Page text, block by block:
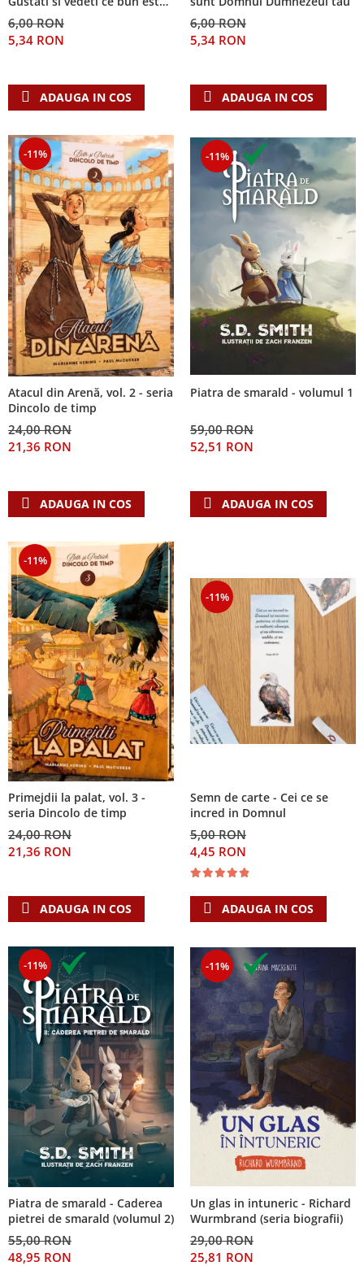
Domnul!
6,00 RON
5,34 RON
ADAUGA IN COS
6,00 RON
5,34 RON
ADAUGA IN COS
-11%
Atacul din Arenă, vol. 2 - seria
Dincolo de timp
24,00 RON
21,36 RON
ADAUGA IN COS
-11%
Piatra de smarald - volumul 1
59,00 RON
52,51 RON
ADAUGA IN COS
-11%
Primejdii la palat, vol. 3 -
seria Dincolo de timp
24,00 RON
21,36 RON
ADAUGA IN COS
-11%
Semn de carte - Cei ce se
incred in Domnul
5,00 RON
4,45 RON
ADAUGA IN COS
-11%
Piatra de smarald - Caderea
pietrei de smarald (volumul 2)
55,00 RON
48,95 RON
-11%
Un glas in intuneric - Richard
Wurmbrand (seria biografii)
29,00 RON
25,81 RON